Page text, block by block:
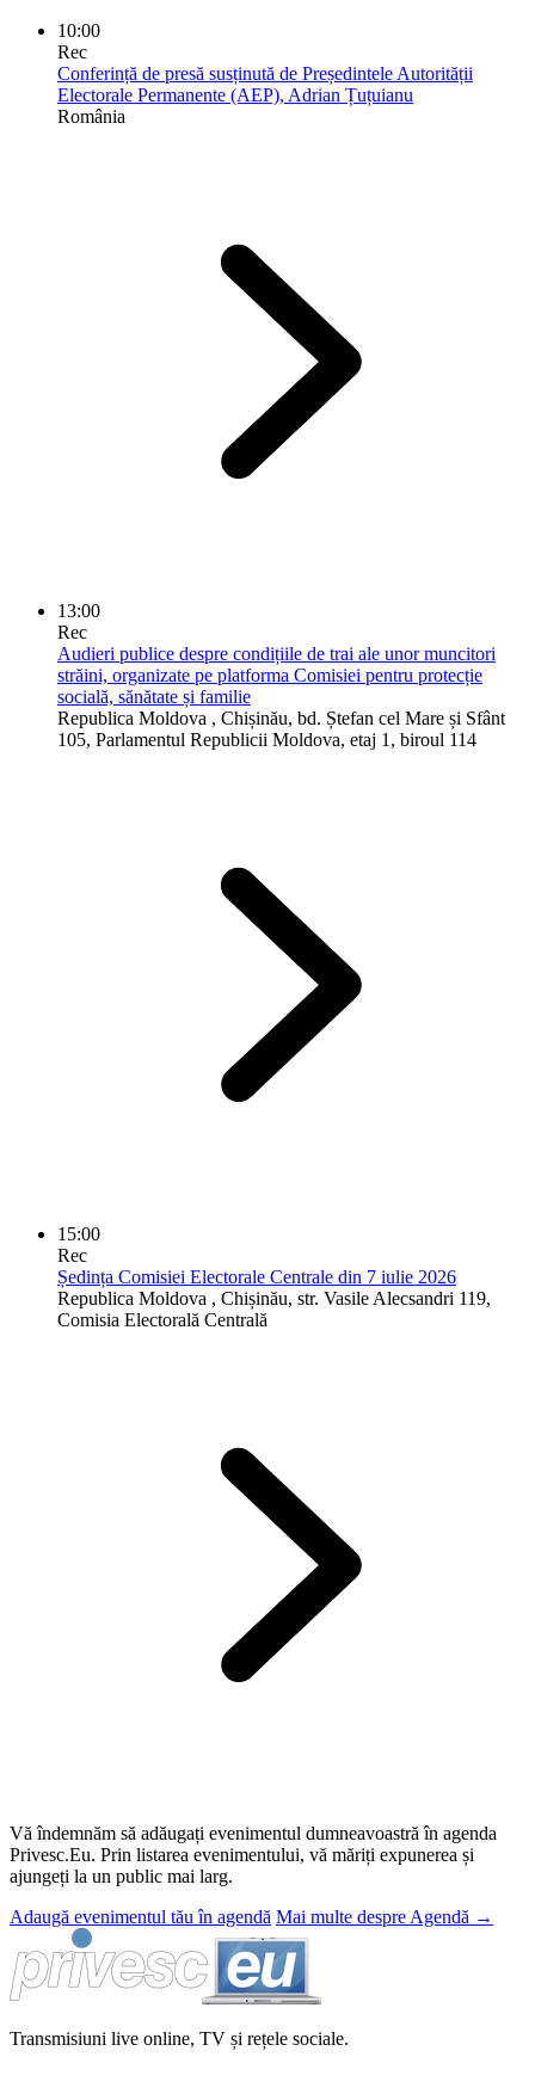
10:00
Rec
Conferință de presă susținută de Președintele Autorității
Electorale Permanente (AEP), Adrian Țuțuianu
România
13:00
Rec
Audieri publice despre condițiile de trai ale unor muncitori
străini, organizate pe platforma Comisiei pentru protecție
socială, sănătate și familie
Republica Moldova , Chișinău, bd. Ștefan cel Mare și Sfânt
105, Parlamentul Republicii Moldova, etaj 1, biroul 114
15:00
Rec
Ședința Comisiei Electorale Centrale din 7 iulie 2026
Republica Moldova , Chișinău, str. Vasile Alecsandri 119,
Comisia Electorală Centrală
Vă îndemnăm să adăugați evenimentul dumneavoastră în agenda
Privesc.Eu. Prin listarea evenimentului, vă măriți expunerea și
ajungeți la un public mai larg.
Adaugă evenimentul tău în agendă Mai multe despre Agendă →
Transmisiuni live online, TV și rețele sociale.